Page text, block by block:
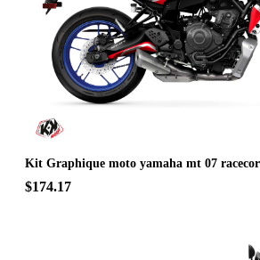
Kit Graphique moto yamaha mt 07
$174.17